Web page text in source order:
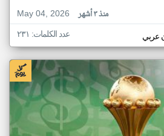
May 04, 2026
منذ ٣ أشهر
عربي عدد الكلمات: ٢٣١